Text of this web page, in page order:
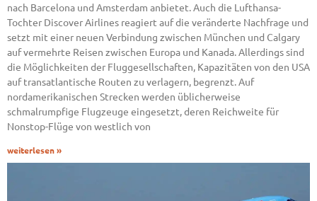
nach Barcelona und Amsterdam anbietet. Auch die Lufthansa-
Tochter Discover Airlines reagiert auf die veränderte Nachfrage und
setzt mit einer neuen Verbindung zwischen München und Calgary
auf vermehrte Reisen zwischen Europa und Kanada. Allerdings sind
die Möglichkeiten der Fluggesellschaften, Kapazitäten von den USA
auf transatlantische Routen zu verlagern, begrenzt. Auf
nordamerikanischen Strecken werden üblicherweise
schmalrumpfige Flugzeuge eingesetzt, deren Reichweite für
Nonstop-Flüge von westlich von
weiterlesen »